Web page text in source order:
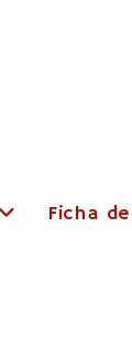
Ficha